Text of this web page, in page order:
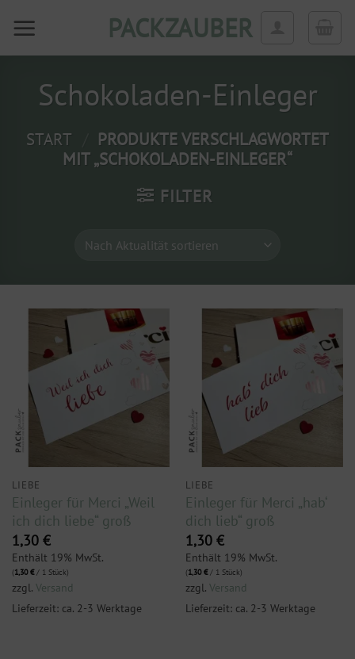
Inhalt
PACKZAUBER
Schokoladen-Einleger
START
PRODUKTE VERSCHLAGWORTET
MIT „SCHOKOLADEN-EINLEGER“
FILTER
LIEBE
Einleger für Merci „Weil
ich dich liebe“ groß
1,30 €
Enthält 19% MwSt.
(1,30€/ 1 Stück)
zzgl. Versand
Lieferzeit: ca. 2-3 Werktage
LIEBE
Einleger für Merci „hab‘
dich lieb“ groß
1,30 €
Enthält 19% MwSt.
(1,30€/ 1 Stück)
zzgl. Versand
Lieferzeit: ca. 2-3 Werktage